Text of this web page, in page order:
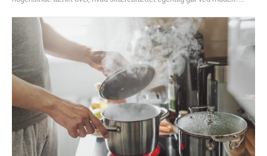
Etiam est nibh, lobortis sit
Praesent euismod ac
Ut mollis pellentesque tortor
Nullam eu erat condimentum
Donec quis est ac felis
Orci varius natoque dolor
YEARLY PRICING MONTHLY PRICING